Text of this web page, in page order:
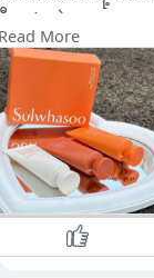
set ထဲမှာလေ
ျက်နှာပေါ်က အ
ေးပြီး မျက်နှာလ
ြီးတော့ အရမ်းနာ
ယ်
ြီးတော့ လိမ်းအိပ်
သားအရေကို ပိုင်ဆို
သားရည်ရှယ်ကော
ျာပါပဲနော်
More